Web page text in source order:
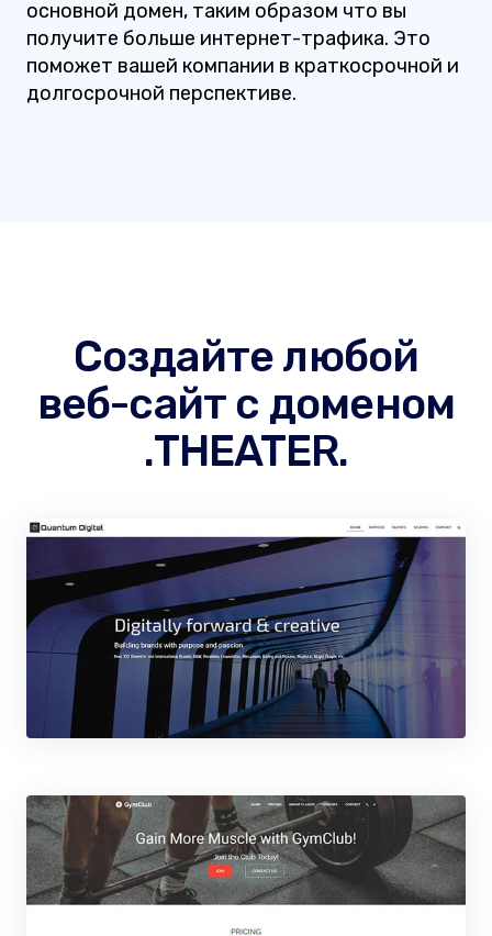
основной домен, таким образом что вы
получите больше интернет-трафика. Это
поможет вашей компании в краткосрочной и
долгосрочной перспективе.
Создайте любой
веб-сайт с доменом
.THEATER.